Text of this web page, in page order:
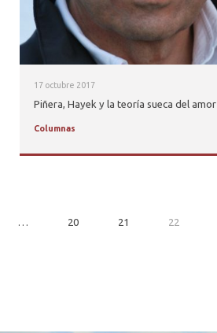
17 octubre 2017
Piñera, Hayek y la teoría sueca del amor
Columnas
… 20 21 22